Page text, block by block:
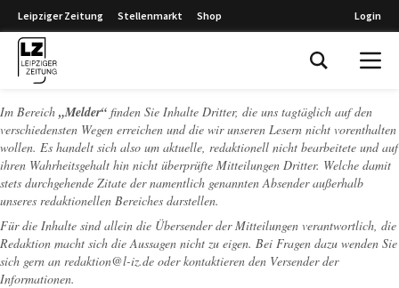
Leipziger Zeitung Stellenmarkt Shop Login
Im Bereich „Melder“ finden Sie Inhalte Dritter, die uns tagtäglich auf den
verschiedensten Wegen erreichen und die wir unseren Lesern nicht vorenthalten
wollen. Es handelt sich also um aktuelle, redaktionell nicht bearbeitete und auf
ihren Wahrheitsgehalt hin nicht überprüfte Mitteilungen Dritter. Welche damit
stets durchgehende Zitate der namentlich genannten Absender außerhalb
unseres redaktionellen Bereiches darstellen.
Für die Inhalte sind allein die Übersender der Mitteilungen verantwortlich, die
Redaktion macht sich die Aussagen nicht zu eigen. Bei Fragen dazu wenden Sie
sich gern an redaktion@l-iz.de oder kontaktieren den Versender der
Informationen.